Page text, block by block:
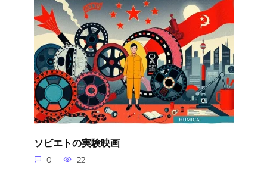
ソビエトの実験映画
0 22